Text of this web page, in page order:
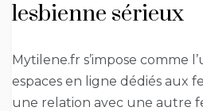
lesbienne sérieux
Mytilene.fr s’impose comme
espaces en ligne dédiés aux
une relation avec une autre